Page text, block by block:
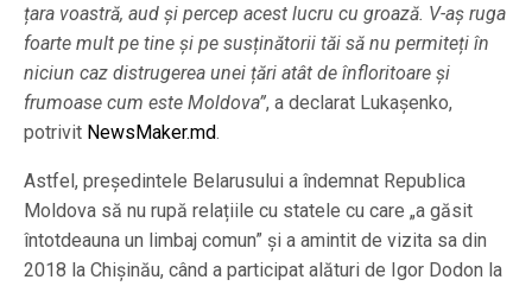
țara voastră, aud și percep acest lucru cu groază. V-aș ruga
foarte mult pe tine și pe susținătorii tăi să nu permiteți în
niciun caz distrugerea unei țări atât de înfloritoare și
frumoase cum este Moldova”, a declarat Lukașenko,
potrivit NewsMaker.md.
Astfel, președintele Belarusului a îndemnat Republica
Moldova să nu rupă relațiile cu statele cu care „a găsit
întotdeauna un limbaj comun” și a amintit de vizita sa din
2018 la Chișinău, când a participat alături de Igor Dodon la